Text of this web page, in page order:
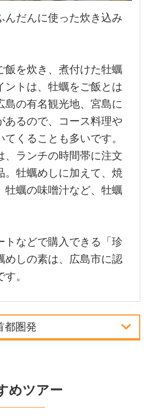
んだんに使った炊き込み
飯を炊き、煮付けた牡蠣
ントは、牡蠣をご飯とは
島の有名観光地、宮島に
あるので、コース料理や
くることも多いです。
、ランチの時間帯に注文
。牡蠣めしに加えて、焼
牡蠣の味噌汁など、牡蠣
トなどで購入できる「珍
めしの素は、広島市に認
。
都圏発
中部発
関西発
めツアー